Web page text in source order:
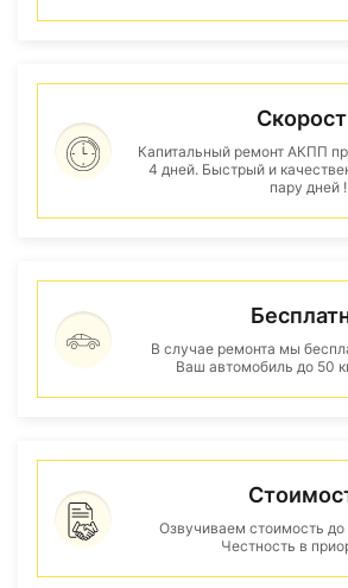
Капитальный ремонт АКПП
4 дней. Быстрый и
пару дней !
В случае ремонта мы
Ваш автомобиль до 50
Озвучиваем стоимость
Честность в